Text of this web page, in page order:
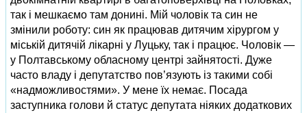
так і мешкаємо там донині. Мій чоловік та син не
змінили роботу: син як працював дитячим хірургом у
міській дитячій лікарні у Луцьку, так і працює. Чоловік —
у Полтавському обласному центрі зайнятості. Дуже
часто владу і депутатство пов’язують із такими собі
«надможливостями». У мене їх немає. Посада
заступника голови й статус депутата ніяких додаткових